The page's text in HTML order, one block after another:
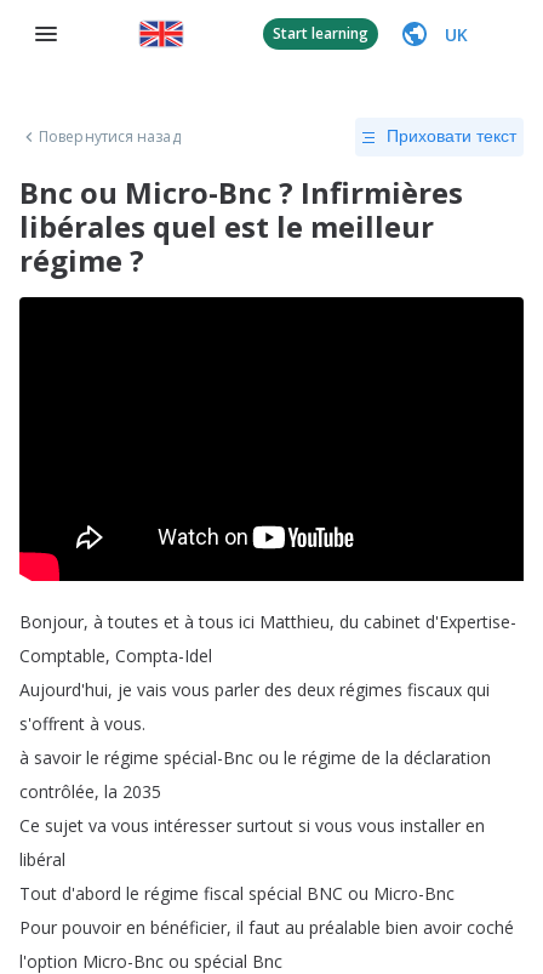
Start learning UK
Повернутися назад Приховати текст
Bnc ou Micro-Bnc ? Infirmières
libérales quel est le meilleur
régime ?
Bonjour, à toutes et à tous ici Matthieu, du cabinet d'Expertise-
Comptable, Compta-Idel
Aujourd'hui, je vais vous parler des deux régimes fiscaux qui
s'offrent à vous.
à savoir le régime spécial-Bnc ou le régime de la déclaration
contrôlée, la 2035
Ce sujet va vous intéresser surtout si vous vous installer en
libéral
Tout d'abord le régime fiscal spécial BNC ou Micro-Bnc
Pour pouvoir en bénéficier, il faut au préalable bien avoir coché
l'option Micro-Bnc ou spécial Bnc